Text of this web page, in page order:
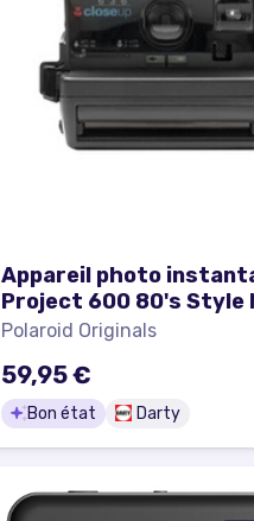
Appareil photo
Project 600 80's Style
Polaroid Originals
59,95 €
Bon état Darty